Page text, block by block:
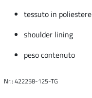
tessuto in poliestere
shoulder lining
peso contenuto
Nr.: 422258-125-TG